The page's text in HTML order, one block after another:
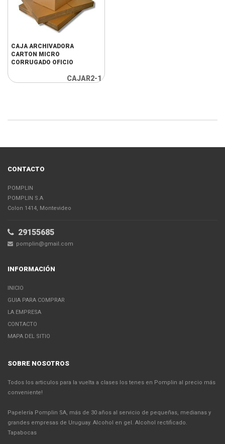
CAJA ARCHIVADORA
CARTON MICRO
CORRUGADO OFICIO
CAJAR2-1
CONTACTO
POMPLIN
POMPLIN S.A
Colon 1414, Montevideo
29155685
pomplin@gmail.com
INFORMACIÓN
INICIO
GUIA PARA COMPRAR
LA EMPRESA
CONTACTO
MAPA DEL SITIO
SOBRE NOSOTROS
Todos los articulos para la vuelta a clases los tenes en Pomplin al precio más
conveniente!
Papelería Pomplin SA, más de 30 años al servicio de pequeñas, medianas y
grandes empresas de Uruguay. Alcohol en gel. Alcohol rectificado.
Tapabocas